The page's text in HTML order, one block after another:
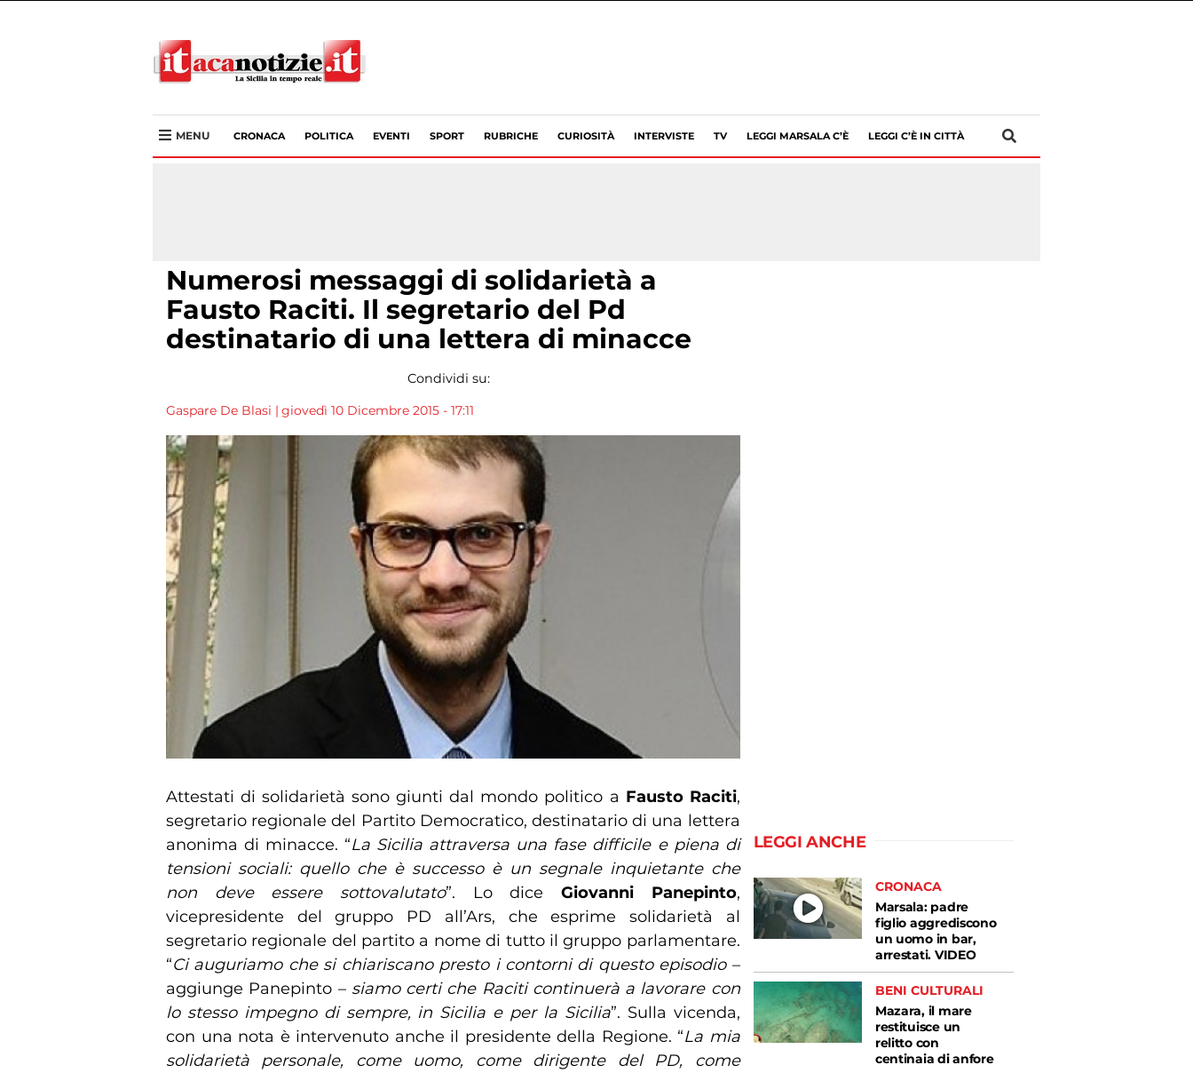
MENU CRONACA POLITICA EVENTI SPORT RUBRICHE CURIOSITÀ INTERVISTE TV LEGGI MARSALA C’È LEGGI C’È IN CITTÀ
Numerosi messaggi di solidarietà a
Fausto Raciti. Il segretario del Pd
destinatario di una lettera di minacce
Condividi su:
Gaspare De Blasi | giovedì 10 Dicembre 2015 - 17:11
Attestati di solidarietà sono giunti dal mondo politico a Fausto Raciti,
segretario regionale del Partito Democratico, destinatario di una lettera
anonima di minacce. “La Sicilia attraversa una fase difficile e piena di
tensioni sociali: quello che è successo è un segnale inquietante che
non deve essere sottovalutato”. Lo dice Giovanni Panepinto,
vicepresidente del gruppo PD all’Ars, che esprime solidarietà al
segretario regionale del partito a nome di tutto il gruppo parlamentare.
“Ci auguriamo che si chiariscano presto i contorni di questo episodio–
aggiunge Panepinto – siamo certi che Raciti continuerà a lavorare con
lo stesso impegno di sempre, in Sicilia e per la Sicilia”. Sulla vicenda,
con una nota è intervenuto anche il presidente della Regione. “La mia
solidarietà personale, come uomo, come dirigente del PD, come
LEGGI ANCHE
CRONACA
Marsala: padre
figlio aggrediscono
un uomo in bar,
arrestati. VIDEO
BENI CULTURALI
Mazara, il mare
restituisce un
relitto con
centinaia di anfore